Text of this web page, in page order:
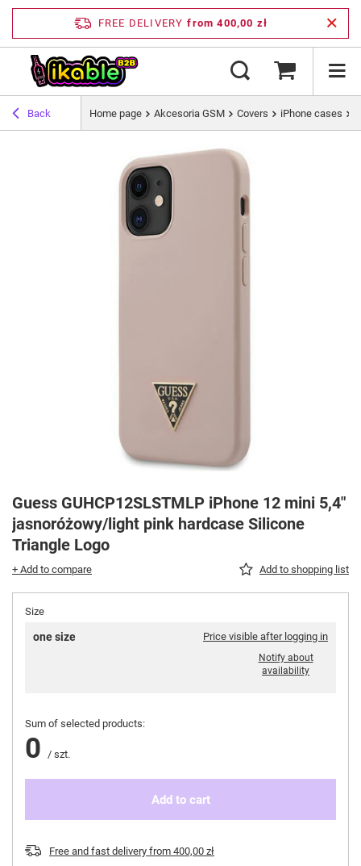
FREE DELIVERY from 400,00 zł
Back Home page Akcesoria GSM Covers iPhone cases
Guess GUHCP12SLSTMLP iPhone 12 mini 5,4"
jasnoróżowy/light pink hardcase Silicone
Triangle Logo
+ Add to compare Add to shopping list
Size
one size Price visible after logging in
Notify about
availability
Sum of selected products:
0 / szt.
Add to cart
Free and fast delivery from 400,00 zł